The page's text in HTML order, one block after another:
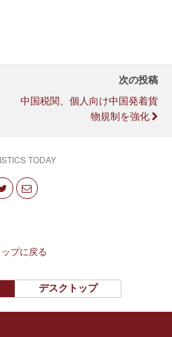
次の投稿
中国税関、個人向け中国発着貨
物規制を強化
TODAY
ップに戻る
デスクトップ